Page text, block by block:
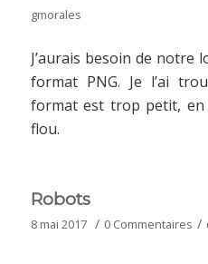
gmorales
J’aurais besoin de notre
format PNG. Je l’ai
format est trop petit, en
flou.
Robots
8 mai 2017 / 0 Commentaires /